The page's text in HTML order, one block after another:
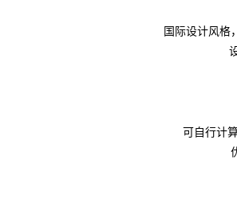
国际设计风格
可自行计